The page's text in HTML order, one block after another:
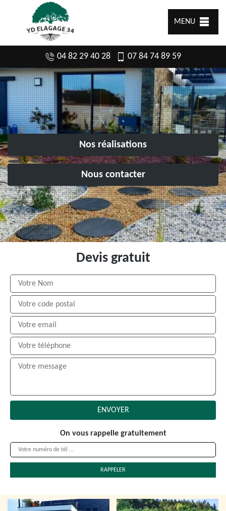
MENU
04 82 29 40 28 07 84 74 89 59
Nos réalisations
Nous contacter
Devis gratuit
On vous rappelle gratuitement